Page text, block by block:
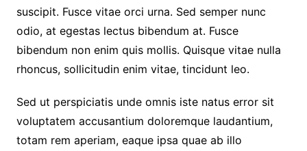
suscipit. Fusce vitae orci urna. Sed semper nunc
odio, at egestas lectus bibendum at. Fusce
bibendum non enim quis mollis. Quisque vitae nulla
rhoncus, sollicitudin enim vitae, tincidunt leo.
Sed ut perspiciatis unde omnis iste natus error sit
voluptatem accusantium doloremque laudantium,
totam rem aperiam, eaque ipsa quae ab illo